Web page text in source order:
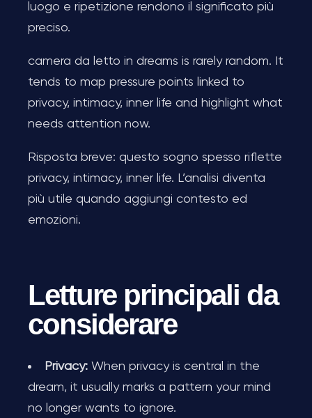
luogo e ripetizione rendono il significato più
preciso.
camera da letto in dreams is rarely random. It
tends to map pressure points linked to
privacy, intimacy, inner life and highlight what
needs attention now.
Risposta breve: questo sogno spesso riflette
privacy, intimacy, inner life. L’analisi diventa
più utile quando aggiungi contesto ed
emozioni.
Letture principali da
considerare
Privacy: When privacy is central in the
dream, it usually marks a pattern your mind
no longer wants to ignore.